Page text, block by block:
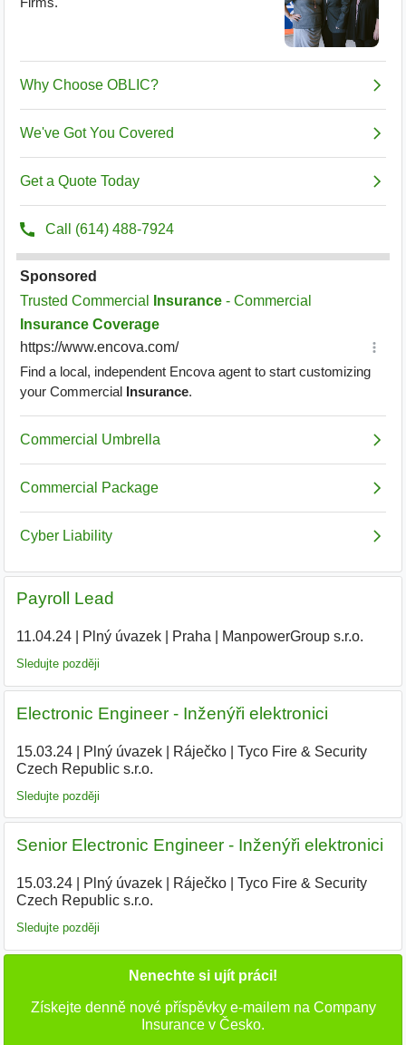
Payroll Lead
11.04.24| Plný úvazek| Praha ManpowerGroup s.r.o.
Sledujte později
Electronic Engineer - Inženýři elektronici
15.03.24| Plný úvazek| Ráječko|
Tyco Fire & Security
Czech Republic s.r.o.
Sledujte později
Senior Electronic Engineer - Inženýři elektronici
15.03.24| Plný úvazek| Ráječko|
Tyco Fire & Security
Czech Republic s.r.o.
Sledujte později
Nenechte si ujít práci!
Získejte denně nové příspěvky e-mailem na Company
Insurance v Česko.